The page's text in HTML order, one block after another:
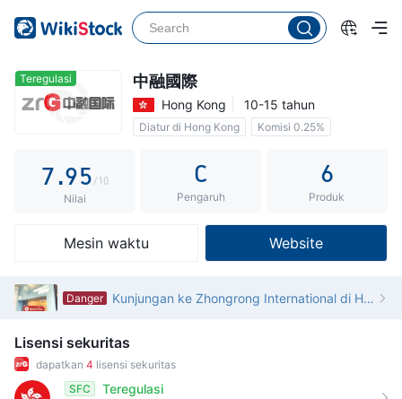
Teregulasi 中融國際
Hong Kong 10-15 tahun
Diatur di Hong Kong Komisi 0.25%
2
4
5
7.
4
6
7
9
0
3
5
6
7
9
/10
Nilai
C
Pengaruh
6
Produk
Mesin waktu Website
Danger Kunjungan ke Zhongrong International di Hong Kong - Tidak Ditemukan Kantor
Lisensi sekuritas
dapatkan 4 lisensi sekuritas
SFC
Teregulasi